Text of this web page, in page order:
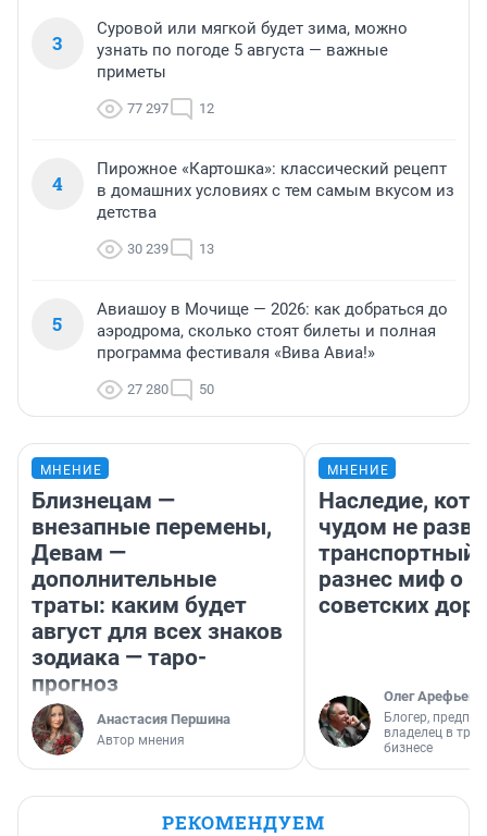
3
Суровой или мягкой будет зима, можно
узнать по погоде 5 августа — важные
приметы
77 297 12
4
Пирожное «Картошка»: классический рецепт
в домашних условиях с тем самым вкусом из
детства
30 239 13
5
Авиашоу в Мочище — 2026: как добраться до
аэродрома, сколько стоят билеты и полная
программа фестиваля «Вива Авиа!»
27 280 50
МНЕНИЕ
Близнецам —
внезапные перемены,
Девам —
дополнительные
траты: каким будет
август для всех знаков
зодиака — таро-
прогноз
Анастасия Першина
Автор мнения
МНЕНИЕ
Наследие,
чудом не
транспортный
разнес миф о
советских
Олег Арефьев
Блогер,
владелец в
бизнесе
РЕКОМЕНДУЕМ